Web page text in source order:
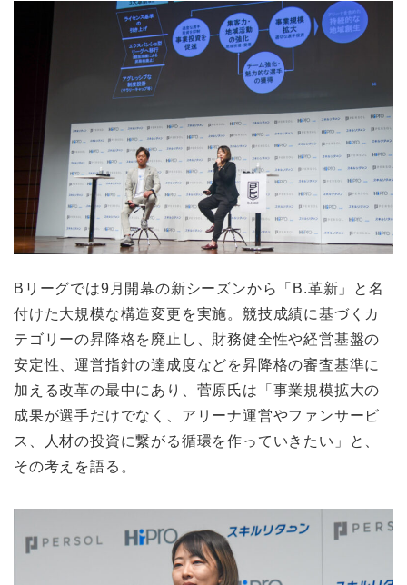
Bリーグでは9月開幕の新シーズンから「B.革新」と名
付けた大規模な構造変更を実施。競技成績に基づくカ
テゴリーの昇降格を廃止し、財務健全性や経営基盤の
安定性、運営指針の達成度などを昇降格の審査基準に
加える改革の最中にあり、菅原氏は「事業規模拡大の
成果が選手だけでなく、アリーナ運営やファンサービ
ス、人材の投資に繋がる循環を作っていきたい」と、
その考えを語る。